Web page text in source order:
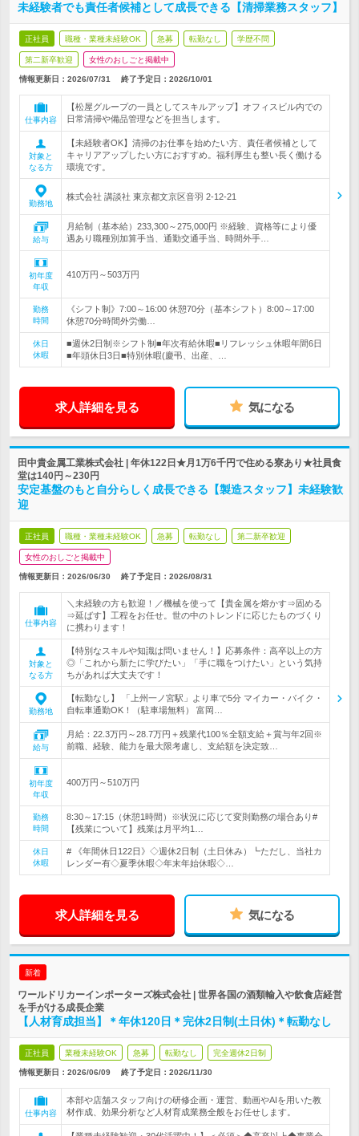
未経験者でも責任者候補として成長できる【清掃業務スタッフ】
正社員 職種・業種未経験OK 急募 転勤なし 学歴不問
第二新卒歓迎 女性のおしごと掲載中
情報更新日：2026/07/31 終了予定日： 2026/10/01
仕事内容
【松屋グループの一員としてスキルアップ】オフィスビル内での
日常清掃や備品管理などを担当します。
対象と
なる方
【未経験者OK】清掃のお仕事を始めたい方、責任者候補として
キャリアアップしたい方におすすめ。福利厚生も整い長く働ける
環境です。
勤務地
株式会社 講談社 東京都文京区音羽 2-12-21
給与
月給制（基本給）233,300～275,000円 ※経験、資格等により優
遇あり職種別加算手当、通勤交通手当、時間外手…
初年度
年収
410万円～503万円
勤務
時間
《シフト制》7:00～16:00 休憩70分（基本シフト）8:00～17:00
休憩70分時間外労働…
休日
休暇
■週休2日制※シフト制■年次有給休暇■リフレッシュ休暇年間6日
■年頭休日3日■特別休暇(慶弔、出産、…
求人詳細を見る 気になる
田中貴金属工業株式会社 | 年休122日★月1万6千円で住める寮あり★社員食
堂は140円～230円
安定基盤のもと自分らしく成長できる【製造スタッフ】未経験歓
迎
正社員 職種・業種未経験OK 急募 転勤なし 第二新卒歓迎
女性のおしごと掲載中
情報更新日：2026/06/30 終了予定日： 2026/08/31
仕事内容
＼未経験の方も歓迎！／機械を使って【貴金属を熔かす⇒固める
⇒延ばす】工程をお任せ。世の中のトレンドに応じたものづくり
に携わります！
対象と
なる方
【特別なスキルや知識は問いません！】応募条件：高卒以上の方
◎「これから新たに学びたい」「手に職をつけたい」という気持
ちがあれば大丈夫です！
勤務地
【転勤なし】 「上州一ノ宮駅」より車で5分 マイカー・バイク・
自転車通勤OK！（駐車場無料） 富岡…
給与
月給：22.3万円～28.7万円＋残業代100％全額支給＋賞与年2回※
前職、経験、能力を最大限考慮し、支給額を決定致…
初年度
年収
400万円～510万円
勤務
時間
8:30～17:15（休憩1時間）※状況に応じて変則勤務の場合あり#
【残業について】残業は月平均1…
休日
休暇
# 《年間休日122日》◇週休2日制（土日休み）┗ただし、当社カ
レンダー有◇夏季休暇◇年末年始休暇◇…
求人詳細を見る 気になる
新着
ワールドリカーインポーターズ株式会社 | 世界各国の酒類輸入や飲食店経営
を手がける成長企業
【人材育成担当】＊年休120日＊完休2日制(土日休)＊転勤なし
正社員 業種未経験OK 急募 転勤なし 完全週休2日制
情報更新日：2026/06/09 終了予定日： 2026/11/30
仕事内容
本部や店舗スタッフ向けの研修企画・運営、動画やAIを用いた教
材作成、効果分析など人材育成業務全般をお任せします。